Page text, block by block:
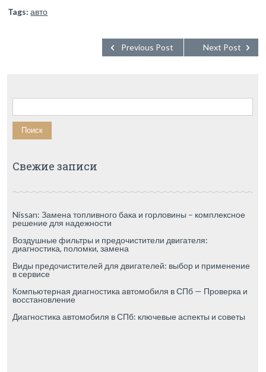
Tags: авто
Next Post
Previous Post
Найти:
Свежие записи
Nissan: Замена топливного бака и горловины – комплексное
решение для надежности
Воздушные фильтры и предочистители двигателя:
диагностика, поломки, замена
Виды предочистителей для двигателей: выбор и применение
в сервисе
Компьютерная диагностика автомобиля в СПб — Проверка и
восстановление
Диагностика автомобиля в СПб: ключевые аспекты и советы